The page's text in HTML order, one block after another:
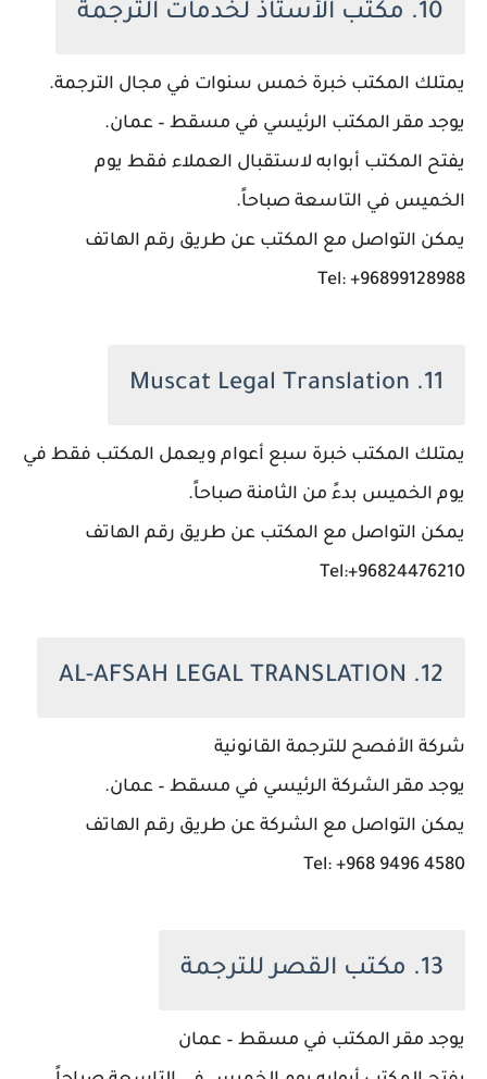
10. مكتب الأستاذ لخدمات الترجمة
يمتلك المكتب خبرة خمس سنوات في مجال الترجمة.
يوجد مقر المكتب الرئيسي في مسقط – عمان.
يفتح المكتب أبوابه لاستقبال العملاء فقط يوم
الخميس في التاسعة صباحاً.
يمكن التواصل مع المكتب عن طريق رقم الهاتف
Tel: +96899128988
11. Muscat Legal Translation
يمتلك المكتب خبرة سبع أعوام ويعمل المكتب فقط في
يوم الخميس بدءً من الثامنة صباحاً.
يمكن التواصل مع المكتب عن طريق رقم الهاتف
Tel:+96824476210
12. AL-AFSAH LEGAL TRANSLATION
شركة الأفصح للترجمة القانونية
يوجد مقر الشركة الرئيسي في مسقط – عمان.
يمكن التواصل مع الشركة عن طريق رقم الهاتف
Tel: +968 9496 4580
13. مكتب القصر للترجمة
يوجد مقر المكتب في مسقط – عمان